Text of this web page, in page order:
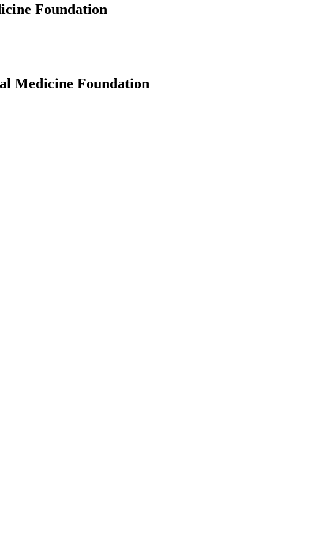
Foundation
Medicine Foundation